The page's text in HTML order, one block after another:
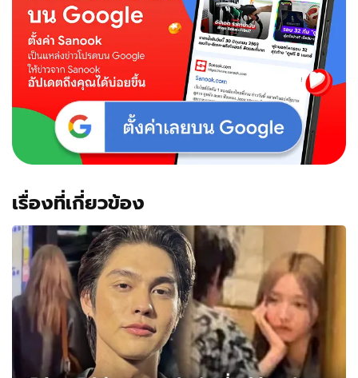
ท่อน
ล่าง
โฟกัส
เต็มๆ
เรื่องที่เกี่ยวข้อง